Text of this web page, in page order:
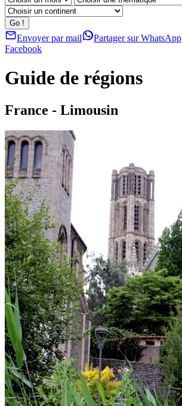
Envoyer par mail Partager sur WhatsApp
Facebook
Guide de régions
France - Limousin